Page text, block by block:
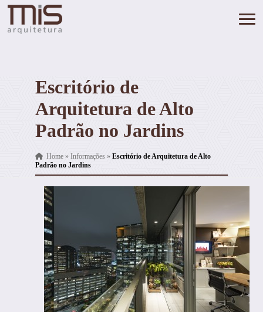
Escritório de
Arquitetura de Alto
Padrão no Jardins
Home» Informações » Escritório de Arquitetura de Alto
Padrão no Jardins